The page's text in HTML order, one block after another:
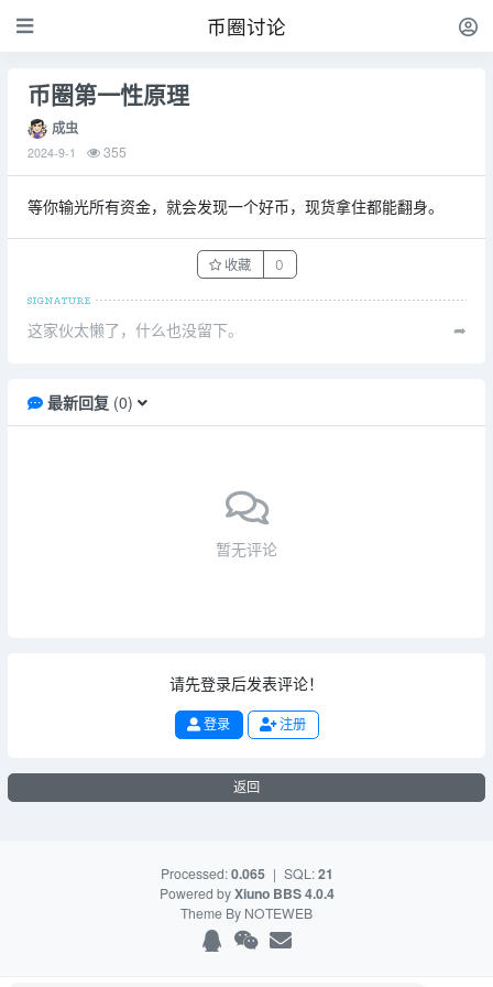
币圈讨论
币圈第一性原理
成虫
2024-9-1 355
等你输光所有资金，就会发现一个好币，现货拿住都能翻身。
收藏 0
这家伙太懒了，什么也没留下。 ➦
最新回复(0)
暂无评论
请先登录后发表评论！
登录 注册
返回
Processed:0.065 | SQL:21
Powered byXiuno BBS4.0.4
Theme By NOTEWEB